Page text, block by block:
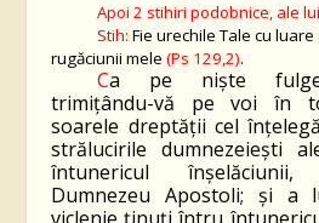
Apoi 2 stihiri podobnice, ale
Stih: Fie urechile Tale cu
rugăciunii mele(Ps 129,2).
Ca pe nişte
trimiţându-vă pe voi în
soarele dreptăţii cel
strălucirile dumnezeieşti
întunericul
Dumnezeu Apostoli; şi a